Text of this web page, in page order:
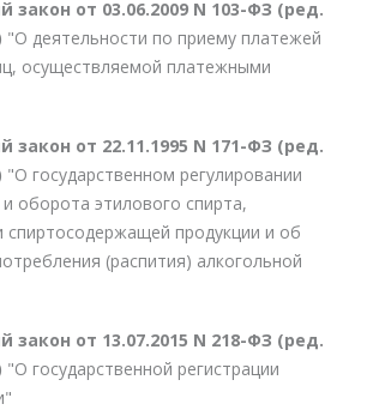
закон от 03.06.2009 N 103-ФЗ (ред.
"О деятельности по приему платежей
осуществляемой платежными
закон от 22.11.1995 N 171-ФЗ (ред.
"О государственном регулировании
оборота этилового спирта,
спиртосодержащей продукции и об
(распития) алкогольной
закон от 13.07.2015 N 218-ФЗ (ред.
"О государственной регистрации